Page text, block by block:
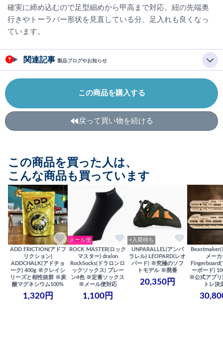
確実に締め込むので足型細めから甲高まで対応。紐の先端奥
行きやトーラバー形状を見直している分、足入れも良くなっ
ています。
関連記事 製品ブログやお知らせ
この商品を購入する
戻って買い物を続ける
この商品を買った人は、
こんな商品も買っています
ADD FRICTION(アドフ
リクション)
ADDCHALK(アドチョ
ーク) 400g ※クレイシ
リーズと相性抜群 ※炭
酸マグネシウム100%
1,320円
メール便
ROCK MASTER(ロック
マスター) dralon
RockSocks(ドラロンロ
ックソックス) プレー
ン4色 ※定番ソックス
※メール便対応
1,100円
×入荷待ち
UNPARALLEL(アンパ
ラレル) LEOPARD(レオ
パード) ※究極のソフ
トモデル ※廃番
20,350円
メーカ
ーボード)
※公式アプ
トレ決